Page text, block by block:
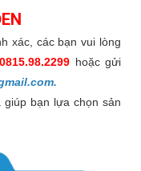
xác, các bạn vui lòng
0815.98.2299 hoặc gửi
bạn lựa chọn sản